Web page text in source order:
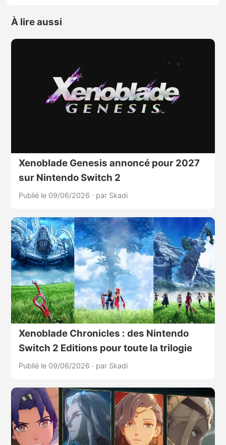
À lire aussi
Xenoblade Genesis annoncé pour 2027
sur Nintendo Switch 2
Publié le 09/06/2026 · par Skadi
Xenoblade Chronicles : des Nintendo
Switch 2 Editions pour toute la trilogie
Publié le 09/06/2026 · par Skadi